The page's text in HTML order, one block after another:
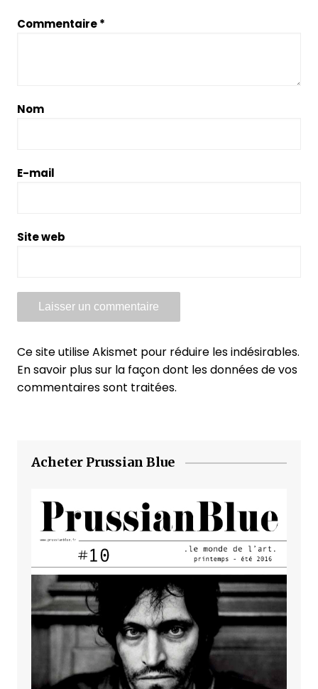
Commentaire*
Nom
E-mail
Site web
Ce site utilise Akismet pour réduire les indésirables.
En savoir plus sur la façon dont les données de vos
commentaires sont traitées.
Acheter Prussian Blue